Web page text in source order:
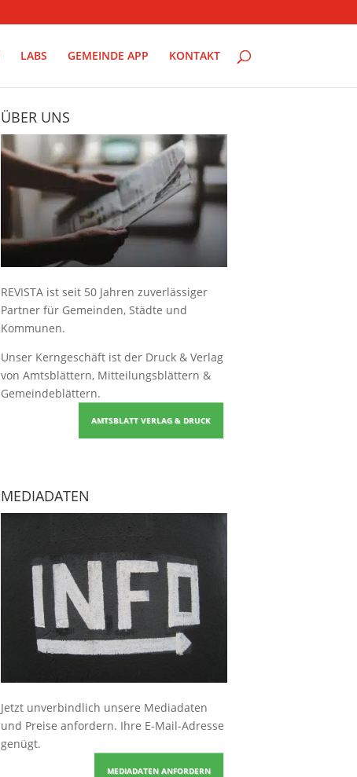
LABS GEMEINDE APP KONTAKT
ÜBER UNS
REVISTA ist seit 50 Jahren zuverlässiger
Partner für Gemeinden, Städte und
Kommunen.
Unser Kerngeschäft ist der Druck & Verlag
von Amtsblättern, Mitteilungsblättern &
Gemeindeblättern.
AMTSBLATT VERLAG & DRUCK
MEDIADATEN
Jetzt unverbindlich unsere Mediadaten
und Preise anfordern. Ihre E-Mail-Adresse
genügt.
MEDIADATEN ANFORDERN